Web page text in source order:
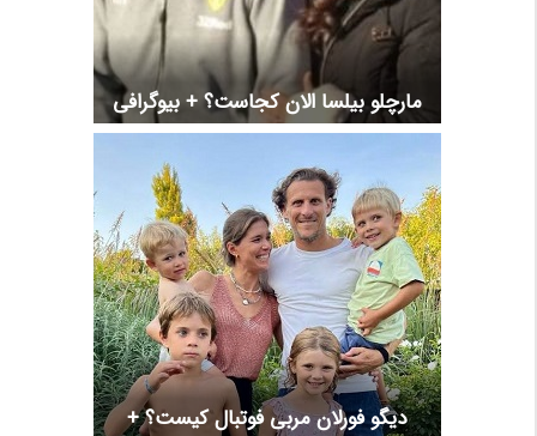
مارچلو بیلسا الان کجاست؟ + بیوگرافی
دیگو فورلان مربی فوتبال کیست؟ +